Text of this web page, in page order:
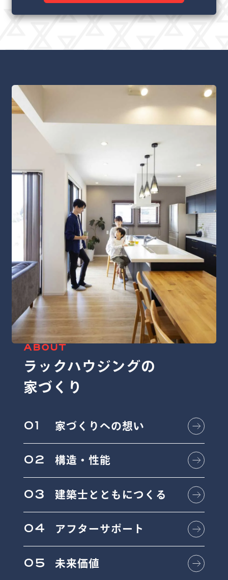
ABOUT
ラックハウジングの
家づくり
01 家づくりへの想い
02 構造・性能
03 建築士とともにつくる
04 アフターサポート
05 未来価値